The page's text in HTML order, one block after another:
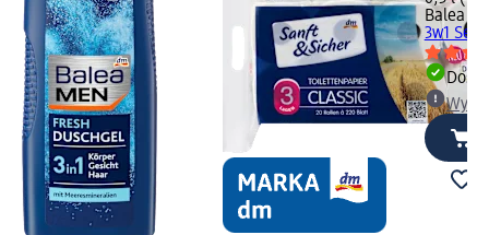
Balea
3w1